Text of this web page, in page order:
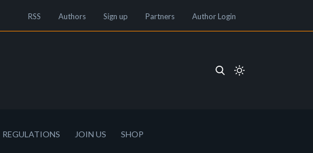
RSS Authors Sign up Partners Author Login
REGULATIONS JOIN US SHOP